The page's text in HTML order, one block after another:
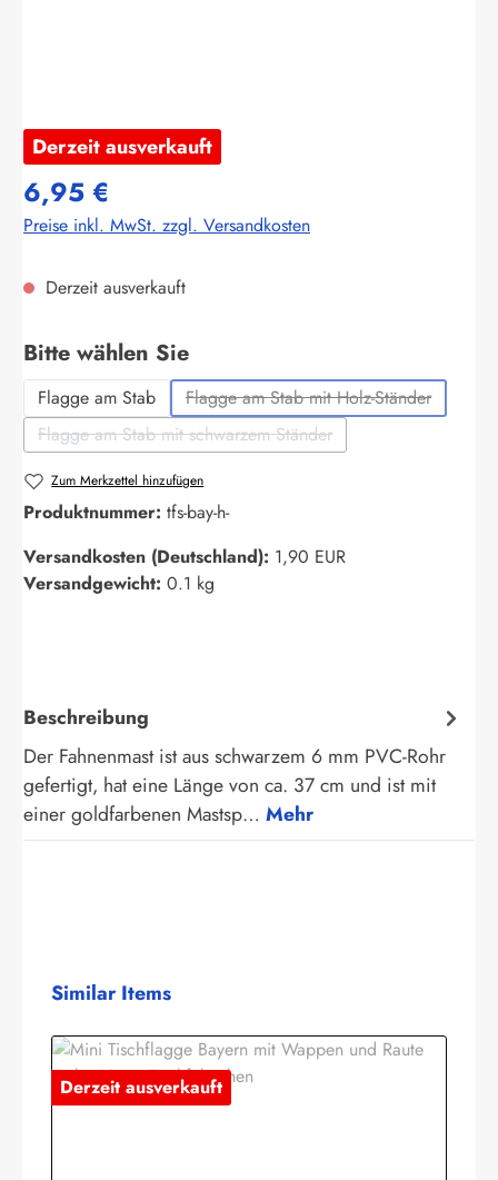
Derzeit ausverkauft
6,95 €
Preise inkl. MwSt. zzgl. Versandkosten
Derzeit ausverkauft
Bitte wählen Sieauswählen
Flagge am Stab Flagge am Stab mit Holz-Ständer
(Diese Option ist zurzeit
Flagge am Stab mit schwarzem Ständer
(Diese Option ist zurzeit nicht verfügbar.)
Zum Merkzettel hinzufügen
Produktnummer: tfs-bay-h-
Versandkosten (Deutschland): 1,90 EUR
Versandgewicht: 0.1 kg
Beschreibung
Der Fahnenmast ist aus schwarzem 6 mm PVC-Rohr
gefertigt, hat eine Länge von ca. 37 cm und ist mit
einer goldfarbenen Mastsp… Mehr
Produktgalerie überspringen
Similar Items
Derzeit ausverkauft